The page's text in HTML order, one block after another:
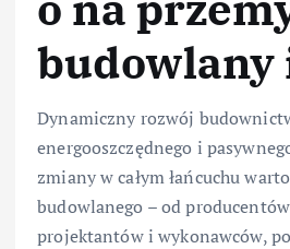
Dynamiczny rozwój
energooszczędnego i
zmiany w całym łańcuchu
budowlanego – od
projektantów i wykonawców,